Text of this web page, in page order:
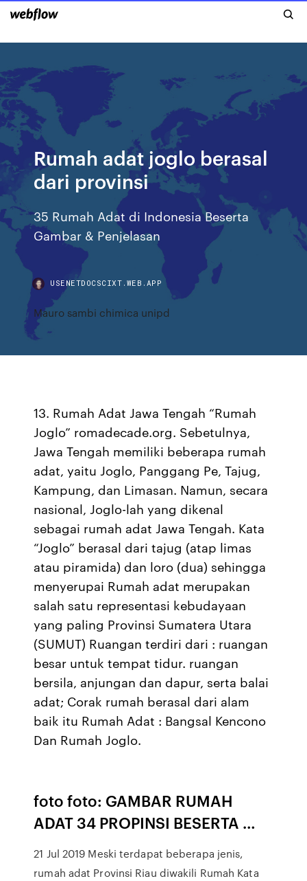
Rumah adat joglo berasal
dari provinsi
35 Rumah Adat di Indonesia Beserta
Gambar & Penjelasan
USENETDOCSCIXT.WEB.APP
Mauro sambi chimica unipd
13. Rumah Adat Jawa Tengah “Rumah
Joglo” romadecade.org. Sebetulnya,
Jawa Tengah memiliki beberapa rumah
adat, yaitu Joglo, Panggang Pe, Tajug,
Kampung, dan Limasan. Namun, secara
nasional, Joglo-lah yang dikenal
sebagai rumah adat Jawa Tengah. Kata
“Joglo” berasal dari tajug (atap limas
atau piramida) dan loro (dua) sehingga
menyerupai Rumah adat merupakan
salah satu representasi kebudayaan
yang paling Provinsi Sumatera Utara
(SUMUT) Ruangan terdiri dari : ruangan
besar untuk tempat tidur. ruangan
bersila, anjungan dan dapur, serta balai
adat; Corak rumah berasal dari alam
baik itu Rumah Adat : Bangsal Kencono
Dan Rumah Joglo.
foto foto: GAMBAR RUMAH
ADAT 34 PROPINSI BESERTA …
21 Jul 2019 Meski terdapat beberapa jenis,
rumah adat Provinsi Riau diwakili Rumah Kata